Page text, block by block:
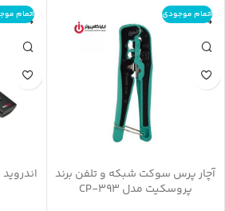
اتمام موجودی
آچار پرس سوکت شبکه و تلفن برند
پروسکیت مدل CP-393
اتمام